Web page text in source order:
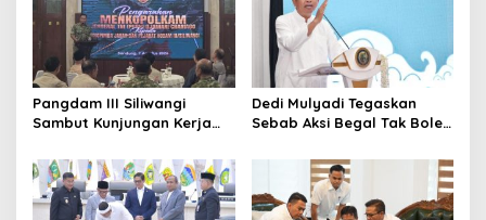
Pangdam III Siliwangi
Sambut Kunjungan Kerja
Perhatian Pemerintah
Dedi Mulyadi Tegaskan
Sebab Aksi Begal Tak Boleh
Ekonomi